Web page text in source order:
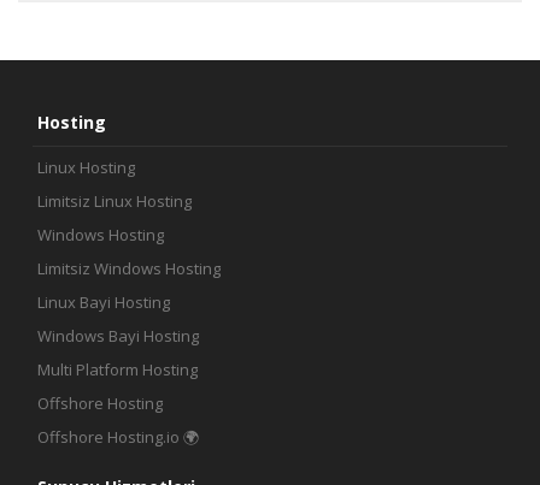
Hosting
Linux Hosting
Limitsiz Linux Hosting
Windows Hosting
Limitsiz Windows Hosting
Linux Bayi Hosting
Windows Bayi Hosting
Multi Platform Hosting
Offshore Hosting
Offshore Hosting.io 🌍